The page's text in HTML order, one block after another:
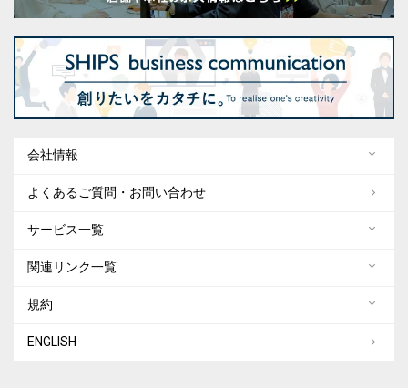
会社情報
よくあるご質問・お問い合わせ
サービス一覧
関連リンク一覧
規約
ENGLISH